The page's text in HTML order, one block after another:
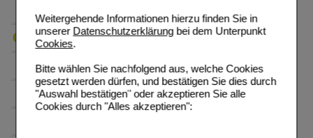
Weitergehende Informationen hierzu finden Sie in
unserer Datenschutzerklärungbei dem Unterpunkt
Cookies.
Bitte wählen Sie nachfolgend aus, welche Cookies
gesetzt werden dürfen, und bestätigen Sie dies durch
"Auswahl bestätigen" oder akzeptieren Sie alle
Cookies durch "Alles akzeptieren":